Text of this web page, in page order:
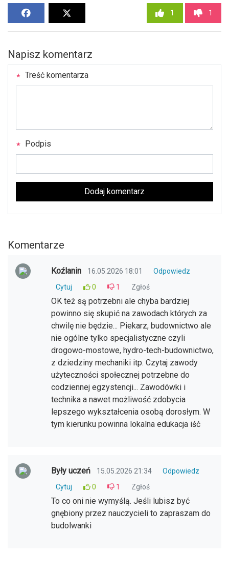
1 1
Napisz komentarz
Treść komentarza
Podpis
Dodaj komentarz
Komentarze
Koźlanin 16.05.2026 18:01
Odpowiedz
Cytuj
0 1 Zgłoś
OK też są potrzebni ale chyba bardziej
powinno się skupić na zawodach których za
chwilę nie będzie... Piekarz, budownictwo ale
nie ogólne tylko specjalistyczne czyli
drogowo-mostowe, hydro-tech-budownictwo,
z dziedziny mechaniki itp. Czytaj zawody
użyteczności społecznej potrzebne do
codziennej egzystencji... Zawodówki i
technika a nawet możliwość zdobycia
lepszego wykształcenia osobą dorosłym. W
tym kierunku powinna lokalna edukacja iść
Były uczeń 15.05.2026 21:34
Odpowiedz
Cytuj
0 1 Zgłoś
To co oni nie wymyślą. Jeśli lubisz być
gnębiony przez nauczycieli to zapraszam do
budolwanki